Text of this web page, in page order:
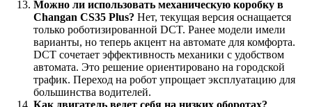
Можно ли использовать механическую коробку в
Changan CS35 Plus? Нет, текущая версия оснащается
только роботизированной DCT. Ранее модели имели
варианты, но теперь акцент на автомате для комфорта.
DCT сочетает эффективность механики с удобством
автомата. Это решение ориентировано на городской
трафик. Переход на робот упрощает эксплуатацию для
большинства водителей.
Как двигатель ведет себя на низких оборотах?